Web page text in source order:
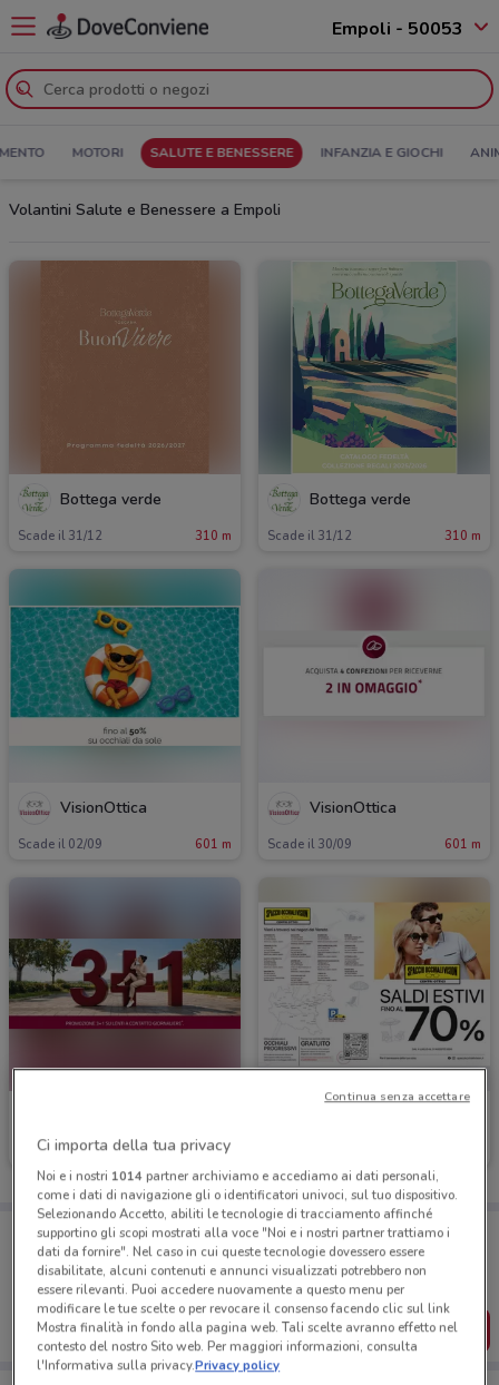
Empoli - 50053
MOTORI SALUTE E BENESSERE INFANZIA E GIOCHI
Volantini Salute e Benessere a Empoli
Bottega verde
Scade il 31/12 310 m
Bottega verde
Scade il 31/12 310 m
VisionOttica
Scade il 02/09 601 m
VisionOttica
Scade il 30/09 601 m
Scade il 31/08 601 m
Porta DoveConviene sempre con te!
Puoi trovare le migliori offerte dei negozi vicino a te,
salvarle e creare la tua lista del risparmio, comodamente
dal tuo cellulare.
SCARICA L’APP
Ci importa della tua privacy
Noi e i nostri 1014partner archiviamo e accediamo ai dati personali,
come i dati di navigazione gli o identificatori univoci, sul tuo dispositivo.
Selezionando Accetto, abiliti le tecnologie di tracciamento affinché
supportino gli scopi mostrati alla voce "Noi e i nostri partner trattiamo i
dati da fornire". Nel caso in cui queste tecnologie dovessero essere
disabilitate, alcuni contenuti e annunci visualizzati potrebbero non
essere rilevanti. Puoi accedere nuovamente a questo menu per
modificare le tue scelte o per revocare il consenso facendo clic sul link
Mostra finalità in fondo alla pagina web. Tali scelte avranno effetto nel
contesto del nostro Sito web. Per maggiori informazioni, consulta
l'Informativa sulla privacy.Privacy policy
Continua senza accettare